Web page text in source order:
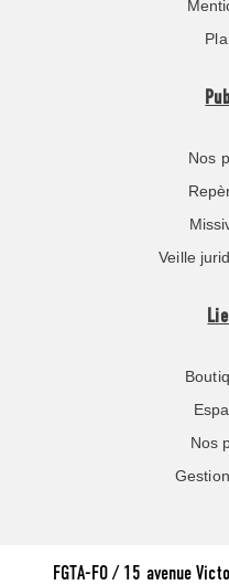
Nos
Veille
Nos
FGTA-FO / 15 avenue